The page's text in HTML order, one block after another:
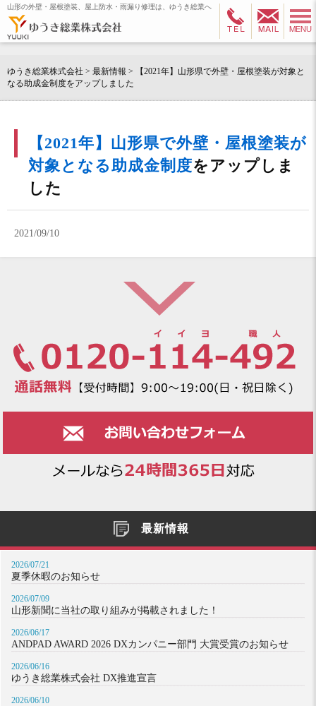
山形の外壁・屋根塗装、屋上防水・雨漏り修理は、ゆうき総業へ
ゆうき総業株式会社 > 最新情報 >
【2021年】山形県で外壁・屋根塗装が対象と
なる助成金制度をアップしました
【2021年】山形県で外壁・屋根塗装が
対象となる助成金制度をアップしま
した
2021/09/10
最新情報
2026/07/21
夏季休暇のお知らせ
2026/07/09
山形新聞に当社の取り組みが掲載されました！
2026/06/17
ANDPAD AWARD 2026 DXカンパニー部門 大賞受賞のお知らせ
2026/06/16
ゆうき総業株式会社 DX推進宣言
2026/06/10